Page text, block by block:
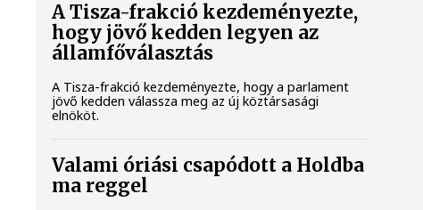
A Tisza-frakció kezdeményezte,
hogy jövő kedden legyen az
államfőválasztás
A Tisza-frakció kezdeményezte, hogy a parlament
jövő kedden válassza meg az új köztársasági
elnököt.
Valami óriási csapódott a Holdba
ma reggel